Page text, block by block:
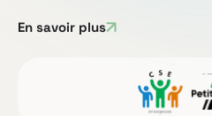
En savoir plus